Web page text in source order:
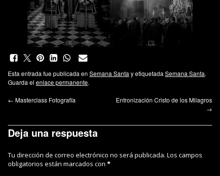
Esta entrada fue publicada en Semana Santa y etiquetada Semana Santa.
Guarda el enlace permanente.
← Masterclass Fotografía
Entronización Cristo de los Milagros
→
Deja una respuesta
Tu dirección de correo electrónico no será publicada. Los campos
obligatorios están marcados con *